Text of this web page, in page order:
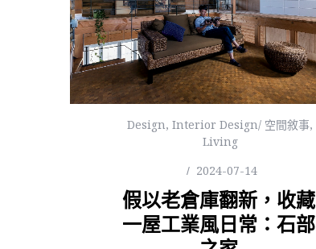
Design, Interior Design/ 空間敘事,
Living
2024-07-14
假以老倉庫翻新，收藏
一屋工業風日常：石部